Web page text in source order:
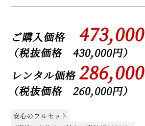
ご購入価格473,000
（税抜価格 430,000円）
レンタル価格286,000
（税抜価格 260,000円）
安心のフルセット